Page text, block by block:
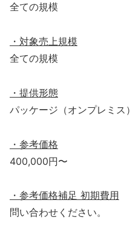
全ての規模
・対象売上規模
全ての規模
・提供形態
パッケージ（オンプレミス）
・参考価格
400,000円〜
・参考価格補足 初期費用
問い合わせください。